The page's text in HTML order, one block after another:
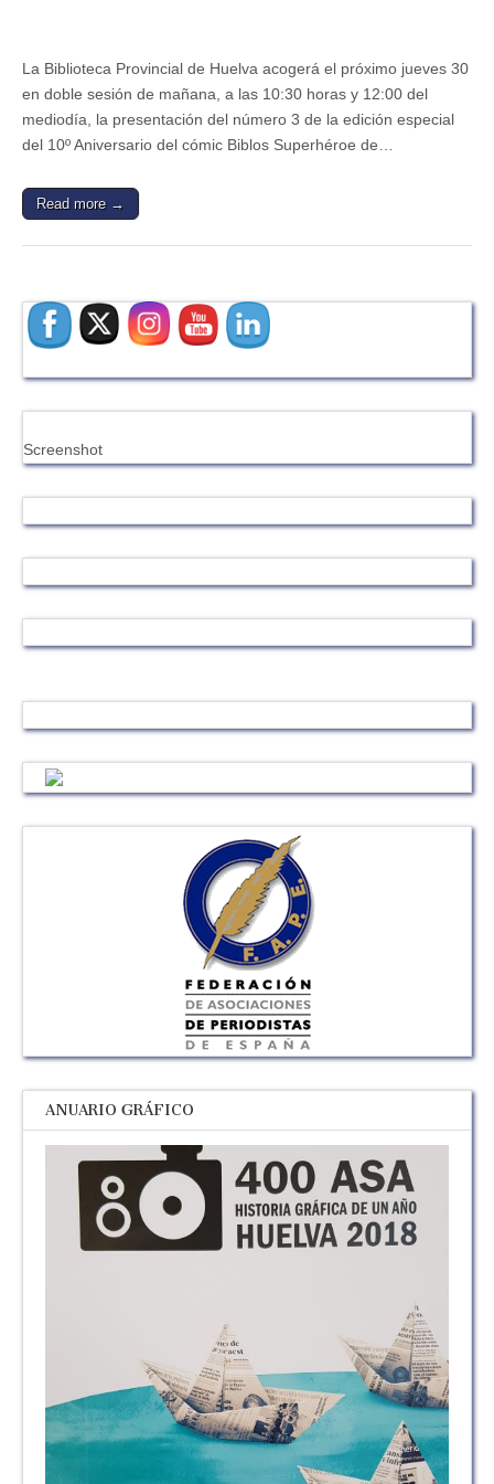
La Biblioteca Provincial de Huelva acogerá el próximo jueves 30
en doble sesión de mañana, a las 10:30 horas y 12:00 del
mediodía, la presentación del número 3 de la edición especial
del 10º Aniversario del cómic Biblos Superhéroe de…
Read more →
Screenshot
ANUARIO GRÁFICO